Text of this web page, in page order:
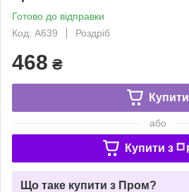
Готово до відправки
Код: A639
Роздріб
468 ₴
Купити
або
Купити з
Що таке купити з Пром?